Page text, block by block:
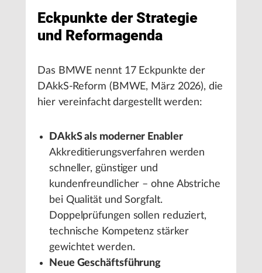
Eckpunkte der Strategie
und Reformagenda
Das BMWE nennt 17 Eckpunkte der
DAkkS-Reform (BMWE, März 2026), die
hier vereinfacht dargestellt werden:
DAkkS als moderner Enabler
Akkreditierungsverfahren werden
schneller, günstiger und
kundenfreundlicher – ohne Abstriche
bei Qualität und Sorgfalt.
Doppelprüfungen sollen reduziert,
technische Kompetenz stärker
gewichtet werden.
Neue Geschäftsführung